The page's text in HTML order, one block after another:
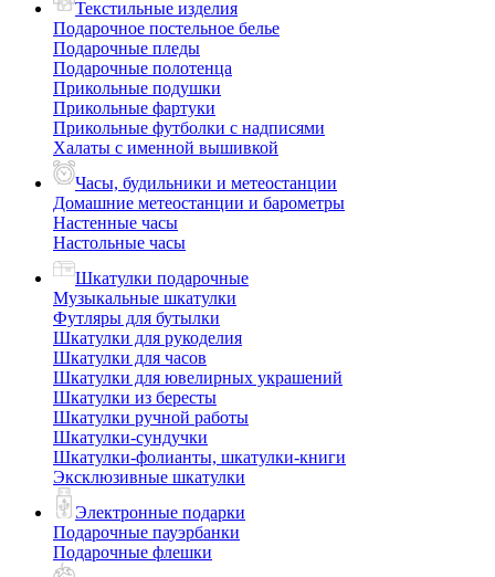
Текстильные изделия
Подарочное постельное белье
Подарочные пледы
Подарочные полотенца
Прикольные подушки
Прикольные фартуки
Прикольные футболки с надписями
Халаты с именной вышивкой
Часы, будильники и метеостанции
Домашние метеостанции и барометры
Настенные часы
Настольные часы
Шкатулки подарочные
Музыкальные шкатулки
Футляры для бутылки
Шкатулки для рукоделия
Шкатулки для часов
Шкатулки для ювелирных украшений
Шкатулки из бересты
Шкатулки ручной работы
Шкатулки-сундучки
Шкатулки-фолианты, шкатулки-книги
Эксклюзивные шкатулки
Электронные подарки
Подарочные пауэрбанки
Подарочные флешки